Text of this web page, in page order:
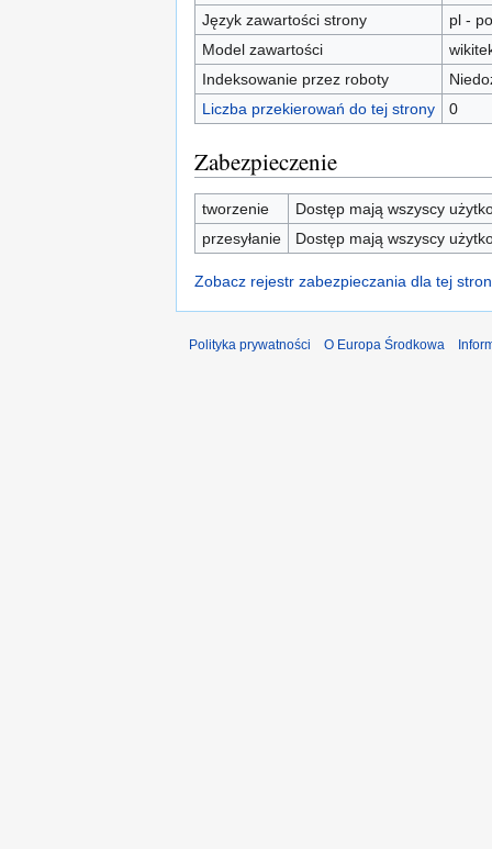
Język zawartości strony
pl -
Model zawartości
Indeksowanie przez roboty
Liczba przekierowań do tej strony
0
Zabezpieczenie
tworzenie
Dostęp mają wszyscy
przesyłanie
Dostęp mają wszyscy
Zobacz rejestr zabezpieczania dla tej
Polityka prywatności O Europa Środkowa